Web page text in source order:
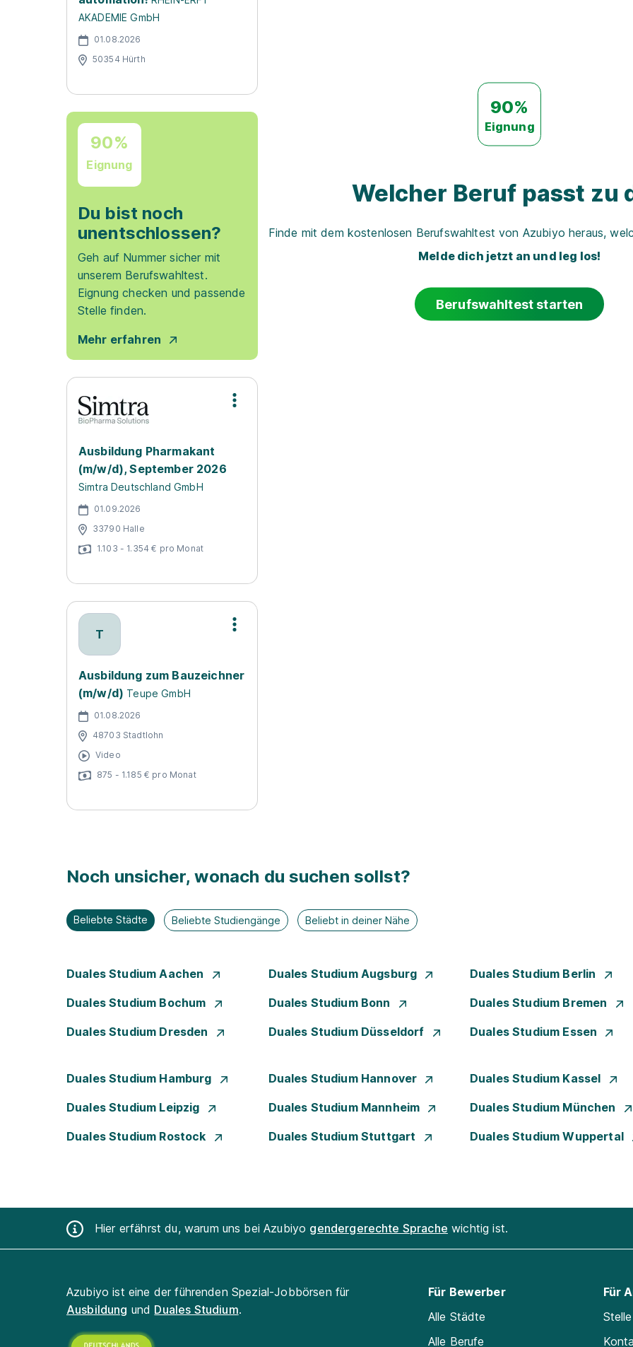
AKADEMIE GmbH
01.08.2026
50354 Hürth
90%
Eignung
Du bist noch
unentschlossen?
Geh auf Nummer sicher mit
unserem Berufswahltest.
Eignung checken und passende
Stelle finden.
Mehr erfahren
Ausbildung Pharmakant
(m/w/d), September 2026
Simtra Deutschland GmbH
01.09.2026
33790 Halle
1.103 - 1.354 € pro Monat
T
Ausbildung zum Bauzeichner
(m/w/d) Teupe GmbH
01.08.2026
48703 Stadtlohn
Video
875 - 1.185 € pro Monat
90%
Eignung
Welcher Beruf passt zu
Finde mit dem kostenlosen Berufswahltest von Azubiyo heraus,
Melde dich jetzt an und leg los!
Berufswahltest starten
Noch unsicher, wonach du suchen sollst?
Beliebte Städte Beliebte Studiengänge Beliebt in deiner Nähe
Duales Studium Aachen Duales Studium Augsburg Duales Studium Berlin
Duales Studium Bochum Duales Studium Bonn Duales Studium Bremen
Duales Studium Dresden Duales Studium Düsseldorf Duales Studium Essen
Duales Studium Hamburg Duales Studium Hannover Duales Studium Kassel
Duales Studium Leipzig Duales Studium Mannheim Duales Studium München
Duales Studium Rostock Duales Studium Stuttgart Duales Studium Wuppertal
Hier erfährst du, warum uns bei Azubiyo gendergerechte Sprache wichtig ist.
Azubiyo ist eine der führenden Spezial-Jobbörsen für
Ausbildung und Duales Studium.
Für Bewerber
Alle Städte
Alle Berufe
Für